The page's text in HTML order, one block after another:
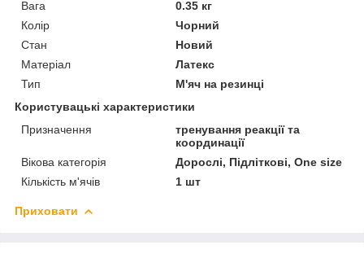
Вага
0.35 кг
Колір
Чорний
Стан
Новий
Матеріал
Латекс
Тип
М'яч на резинці
Користувацькі характеристики
Призначення
тренування реакції та
координації
Вікова категорія
Дорослі, Підліткові, One size
Кількість м'ячів
1 шт
Приховати